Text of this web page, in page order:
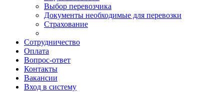
Выбор перевозчика
Документы необходимые для перевозки
Страхование
Сотрудничество
Оплата
Вопрос-ответ
Контакты
Вакансии
Вход в систему